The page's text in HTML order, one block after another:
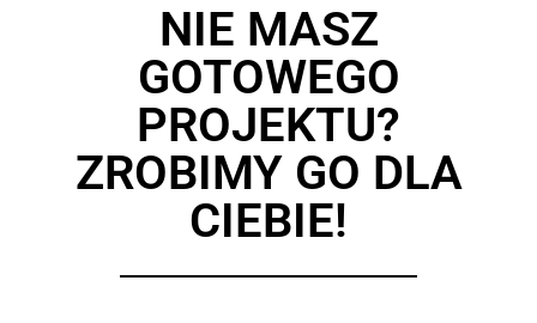
NIE MASZ
GOTOWEGO
PROJEKTU?
ZROBIMY GO DLA
CIEBIE!